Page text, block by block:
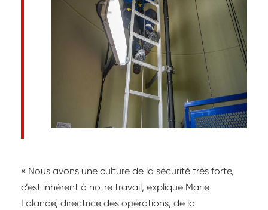
« Nous avons une culture de la sécurité très forte,
c’est inhérent à notre travail, explique Marie
Lalande, directrice des opérations, de la